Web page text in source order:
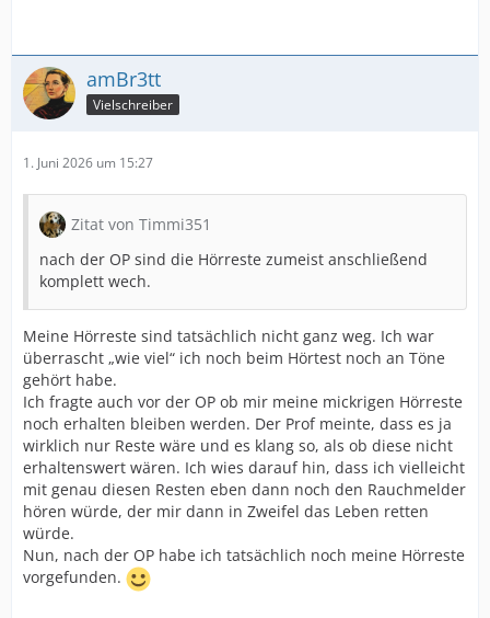
amBr3tt
Vielschreiber
1. Juni 2026 um 15:27
Zitat von Timmi351
nach der OP sind die Hörreste zumeist anschließend
komplett wech.
Meine Hörreste sind tatsächlich nicht ganz weg. Ich war
überrascht „wie viel“ ich noch beim Hörtest noch an Töne
gehört habe.
Ich fragte auch vor der OP ob mir meine mickrigen Hörreste
noch erhalten bleiben werden. Der Prof meinte, dass es ja
wirklich nur Reste wäre und es klang so, als ob diese nicht
erhaltenswert wären. Ich wies darauf hin, dass ich vielleicht
mit genau diesen Resten eben dann noch den Rauchmelder
hören würde, der mir dann in Zweifel das Leben retten
würde.
Nun, nach der OP habe ich tatsächlich noch meine Hörreste
vorgefunden.